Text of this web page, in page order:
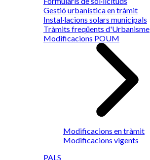
Gestió urbanística en tràmit
Instal·lacions solars municipals
Tràmits freqüents d'Urbanisme
Modificacions POUM
Modificacions en tràmit
Modificacions vigents
PALS